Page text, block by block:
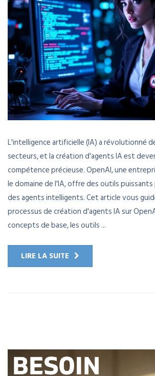
L'intelligence artificielle (IA) a révolutionné
secteurs, et la création d'agents IA est
compétence précieuse. OpenAI, une
le domaine de l'IA, offre des outils
des agents intelligents. Cet article vous
processus de création d'agents IA sur
concepts de base, les outils ...
LIRE LA SUITE